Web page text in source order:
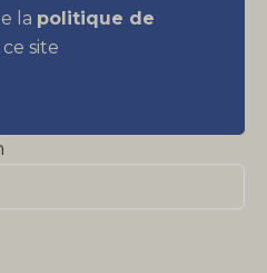
la politique de
site